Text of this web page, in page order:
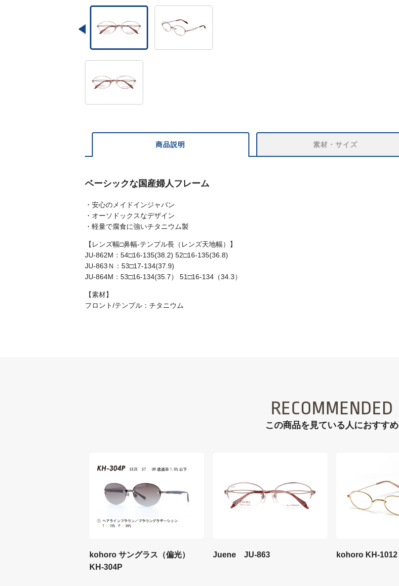
商品説明 素材・サイズ
ベーシックな国産婦人フレーム
・安心のメイドインジャパン
・オーソドックスなデザイン
・軽量で腐食に強いチタニウム製
【レンズ幅□鼻幅-テンプル長（レンズ天地幅）】
JU-862M：54□16-135(38.2) 52□16-135(36.8)
JU-863Ｎ：53□17-134(37.9)
JU-864M：53□16-134(35.7） 51□16-134（34.3）
【素材】
フロント/テンプル：チタニウム
RECOMMENDED
この商品を見ている⼈におすすめ
kohoro サングラス（偏光）
KH-304P
Juene JU-863 kohoro KH-1012